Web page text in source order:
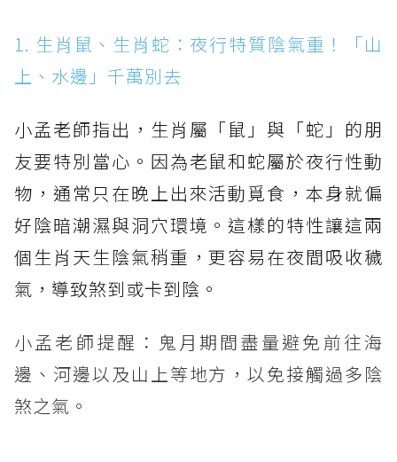
1. 生肖鼠、生肖蛇：夜行特質陰氣重！「山
上、水邊」千萬別去
小孟老師指出，生肖屬「鼠」與「蛇」的朋
友要特別當心。因為老鼠和蛇屬於夜行性動
物，通常只在晚上出來活動覓食，本身就偏
好陰暗潮濕與洞穴環境。這樣的特性讓這兩
個生肖天生陰氣稍重，更容易在夜間吸收穢
氣，導致煞到或卡到陰。
小孟老師提醒：鬼月期間盡量避免前往海
邊、河邊以及山上等地方，以免接觸過多陰
煞之氣。